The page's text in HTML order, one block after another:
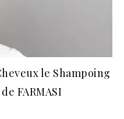
le Shampoing
FARMASI